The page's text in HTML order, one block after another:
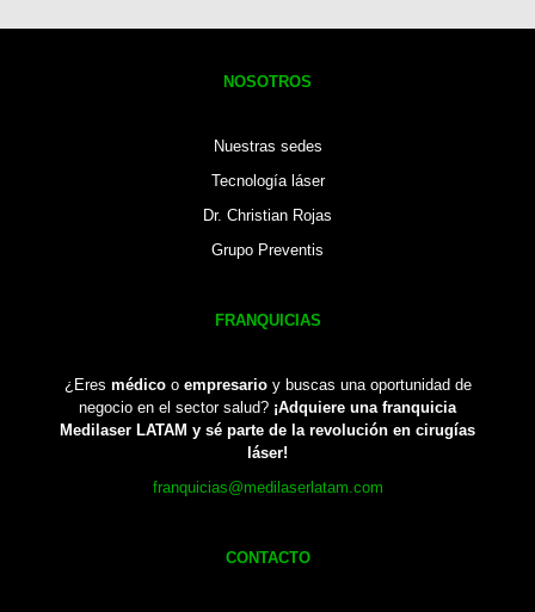
NOSOTROS
Nuestras sedes
Tecnología láser
Dr. Christian Rojas
Grupo Preventis
FRANQUICIAS
¿Eres médicoo empresarioy buscas una oportunidad de
negocio en el sector salud? ¡Adquiere una franquicia
Medilaser LATAM y sé parte de la revolución en cirugías
láser!
franquicias@medilaserlatam.com
CONTACTO